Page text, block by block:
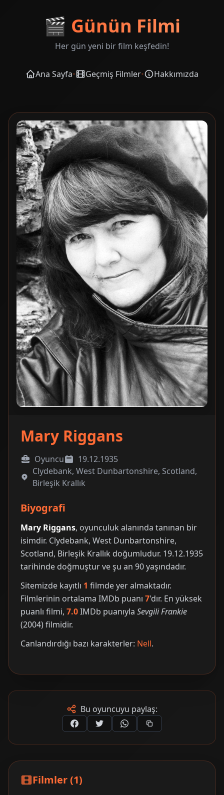
🎬 Günün Filmi
Her gün yeni bir film keşfedin!
Ana Sayfa• Geçmiş Filmler• Hakkımızda
Mary Riggans
Oyuncu
19.12.1935
Clydebank, West Dunbartonshire, Scotland,
Birleşik Krallık
Biyografi
Mary Riggans, oyunculuk alanında tanınan bir
isimdir. Clydebank, West Dunbartonshire,
Scotland, Birleşik Krallık doğumludur. 19.12.1935
tarihinde doğmuştur ve şu an 90 yaşındadır.
Sitemizde kayıtlı 1 filmde yer almaktadır.
Filmlerinin ortalama IMDb puanı 7'dır. En yüksek
puanlı filmi, 7.0IMDb puanıyla Sevgili Frankie
(2004) filmidir.
Canlandırdığı bazı karakterler: Nell.
Bu oyuncuyu paylaş:
Filmler (1)